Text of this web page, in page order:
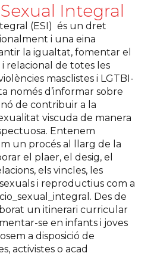
Integral
(ESI) és un dret
i una eina
la igualtat, fomentar el
relacional de totes les
masclistes i LGTBI-
només d’informar sobre
de contribuir a la
viscuda de manera
Entenem
un procés al llarg de la
el plaer, el desig, el
els vincles, les
i reproductius com a
Des de
un itinerari curricular
se en infants i joves
a disposició de
activistes o acad